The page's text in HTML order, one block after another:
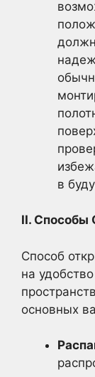
в
II. Способы
Способ
на
основных